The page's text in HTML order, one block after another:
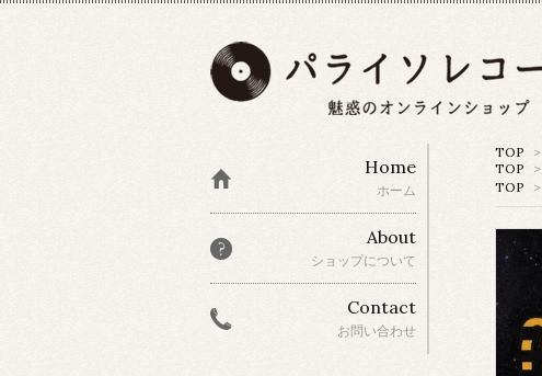
TOP >
TOP
>
TOP
>
Home
ホーム
About
ショップについて
Contact
お問い合わせ